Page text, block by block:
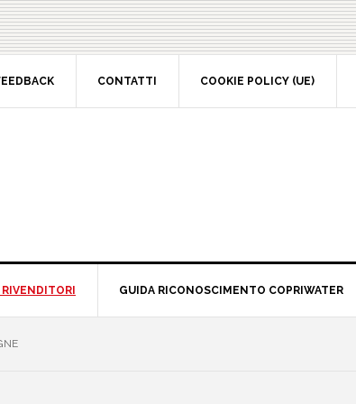
CONTATTI COOKIE POLICY (UE)
GUIDA RICONOSCIMENTO COPRIWATER